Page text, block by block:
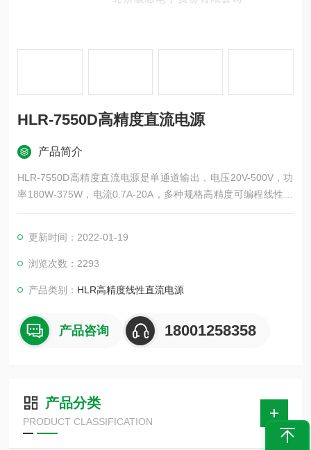
HLR-7550D高精度直流电源
产品简介
HLR-7550D高精度直流电源是单通道输出，电压20V-500V，功
率180W-375W，电流0.7A-20A，多种规格高精度可编程线性直
流电源，具有过载、极性接反、过压、过流、过温度保护，可保
于1mVrms 的低纹波与低噪声，自动选择内部连续或者动态负
载，适用于像电流突波这样的应用环境，高精度的中大型桌面空
更新时间：2022-01-19
浏览次数：2293
产品类别： HLR高精度线性直流电源
产品咨询 18001258358
产品分类
PRODUCT CLASSIFICATION